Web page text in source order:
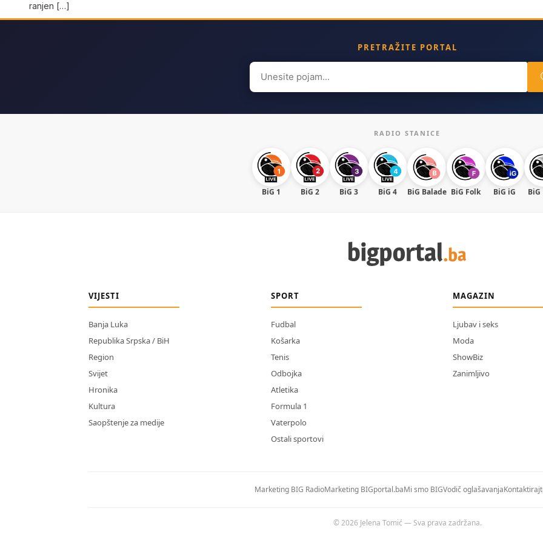
ranjen […]
PRETRAŽITE PORTAL
Search
for:
RADIO STANICE
BiG 1 BiG 2 BiG 3 BiG 4 BiG Balade BiG Folk BiG iG BiG
VIJESTI
Banja Luka
Republika Srpska / BiH
Region
Svijet
Hronika
Kultura
Saopštenje za medije
SPORT
Fudbal
Košarka
Tenis
Odbojka
Atletika
Formula 1
Vaterpolo
Ostali sportovi
MAGAZIN
Ljubav i seks
Moda
ShowBiz
Zanimljivo
Marketing BIG RadioMarketing BIGportal.baMi smo BIGVodič oglašavanja
© 2026 Jelena Tomić — Sva prava zadržana.